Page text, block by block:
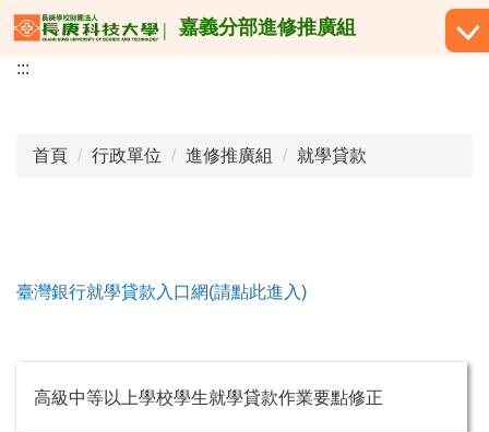
跳
到
主
嘉義分部進修推廣組
:::
首頁 行政單位 進修推廣組 就學貸款
臺灣銀行就學貸款入口網(請點此進入)
高級中等以上學校學生就學貸款作業要點修正